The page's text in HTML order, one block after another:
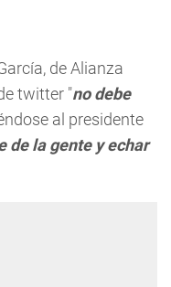
de Alianza
twitter "no debe
al presidente
de la gente y echar